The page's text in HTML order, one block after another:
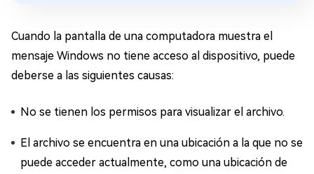
Cuando la pantalla de una computadora muestra el
mensaje Windows no tiene acceso al dispositivo, puede
deberse a las siguientes causas:
No se tienen los permisos para visualizar el archivo.
El archivo se encuentra en una ubicación a la que no se
puede acceder actualmente, como una ubicación de